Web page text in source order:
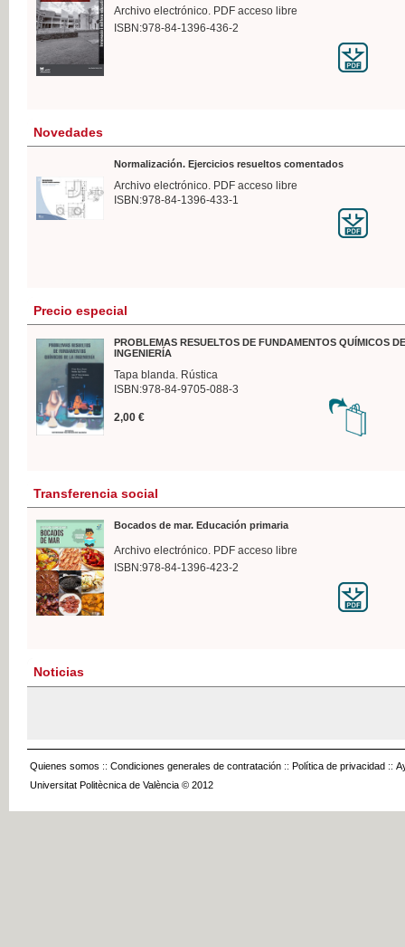
Archivo electrónico. PDF acceso libre
ISBN:978-84-1396-436-2
Novedades
Normalización. Ejercicios resueltos comentados
Archivo electrónico. PDF acceso libre
ISBN:978-84-1396-433-1
Precio especial
PROBLEMAS RESUELTOS DE FUNDAMENTOS QUÍMICOS
INGENIERÍA
Tapa blanda. Rústica
ISBN:978-84-9705-088-3
2,00 €
Transferencia social
Bocados de mar. Educación primaria
Archivo electrónico. PDF acceso libre
ISBN:978-84-1396-423-2
Noticias
Quienes somos :: Condiciones generales de contratación :: Política de privacidad ::
Universitat Politècnica de València © 2012